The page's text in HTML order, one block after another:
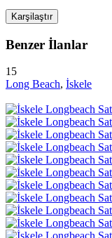
Karşilaştır
Benzer İlanlar
15
Long Beach, İskele